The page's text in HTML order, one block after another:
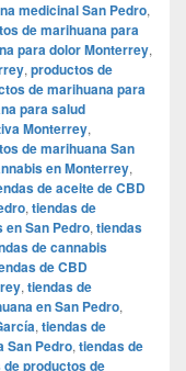
medicinal San Pedro,
de marihuana para
para dolor Monterrey,
, productos de
de marihuana para
para salud
Monterrey,
de marihuana San
en Monterrey,
de aceite de CBD
, tiendas de
en San Pedro, tiendas
de cannabis
de CBD
, tiendas de
en San Pedro,
, tiendas de
San Pedro, tiendas de
de productos de